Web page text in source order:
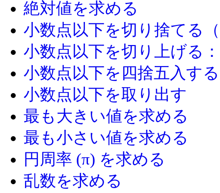
絶対値を求める
小数点以下を切り捨てる
小数点以下を切り上げる
小数点以下を四捨五入す
小数点以下を取り出す
最も大きい値を求める
最も小さい値を求める
円周率 (π) を求める
乱数を求める